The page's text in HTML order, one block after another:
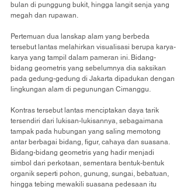
bulan di punggung bukit, hingga langit senja yang
megah dan rupawan.
Pertemuan dua lanskap alam yang berbeda
tersebut lantas melahirkan visualisasi berupa karya-
karya yang tampil dalam pameran ini. Bidang-
bidang geometris yang sebelumnya dia saksikan
pada gedung-gedung di Jakarta dipadukan dengan
lingkungan alam di pegunungan Cimanggu.
Kontras tersebut lantas menciptakan daya tarik
tersendiri dari lukisan-lukisannya, sebagaimana
tampak pada hubungan yang saling memotong
antar berbagai bidang, figur, cahaya dan suasana.
Bidang-bidang geometris yang hadir menjadi
simbol dari perkotaan, sementara bentuk-bentuk
organik seperti pohon, gunung, sungai, bebatuan,
hingga tebing mewakili suasana pedesaan itu